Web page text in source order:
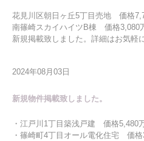
花見川区朝日ヶ丘5丁目売地 価格
南篠崎スカイハイツB棟 価格3,080
新規掲載致しました。詳細はお気軽
2024年08月03日
新規物件掲載致しました。
・江戸川1丁目築浅戸建 価格5,480
・篠崎町4丁目オール電化住宅 価格